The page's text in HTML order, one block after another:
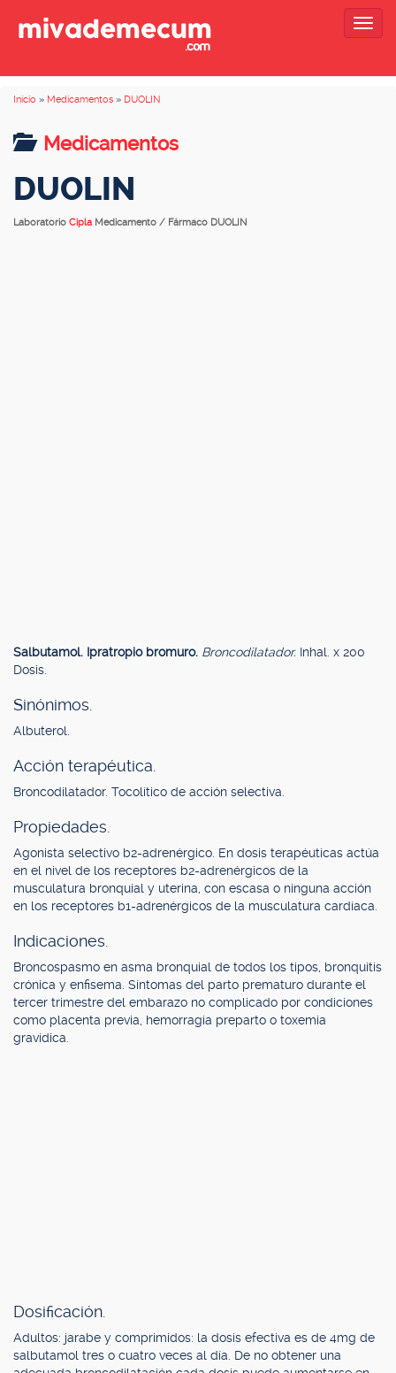
Inicio » Medicamentos » DUOLIN
Medicamentos
DUOLIN
Laboratorio Cipla Medicamento / Fármaco DUOLIN
Salbutamol. Ipratropio bromuro. Broncodilatador. Inhal. x 200
Dosis.
Sinónimos.
Albuterol.
Acción terapéutica.
Broncodilatador. Tocolítico de acción selectiva.
Propiedades.
Agonista selectivo b2-adrenérgico. En dosis terapéuticas actúa
en el nivel de los receptores b2-adrenérgicos de la
musculatura bronquial y uterina, con escasa o ninguna acción
en los receptores b1-adrenérgicos de la musculatura cardíaca.
Indicaciones.
Broncospasmo en asma bronquial de todos los tipos, bronquitis
crónica y enfisema. Síntomas del parto prematuro durante el
tercer trimestre del embarazo no complicado por condiciones
como placenta previa, hemorragia preparto o toxemia
gravídica.
Dosificación.
Adultos: jarabe y comprimidos: la dosis efectiva es de 4mg de
salbutamol tres o cuatro veces al día. De no obtener una